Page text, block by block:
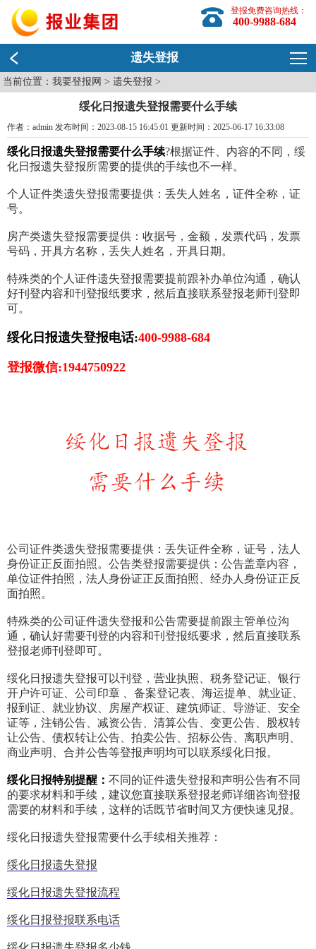
登报免费咨询热线：
400-9988-684
遗失登报
当前位置：我要登报网 >遗失登报 >
绥化日报遗失登报需要什么手续
作者：admin 发布时间：2023-08-15 16:45:01 更新时间：2025-06-17 16:33:08
绥化日报遗失登报需要什么手续?根据证件、内容的不同，绥
化日报遗失登报所需要的提供的手续也不一样。
个人证件类遗失登报需要提供：丢失人姓名，证件全称，证
号。
房产类遗失登报需要提供：收据号，金额，发票代码，发票
号码，开具方名称，丢失人姓名，开具日期。
特殊类的个人证件遗失登报需要提前跟补办单位沟通，确认
好刊登内容和刊登报纸要求，然后直接联系登报老师刊登即
可。
绥化日报遗失登报电话:400-9988-684
登报微信:1944750922
公司证件类遗失登报需要提供：丢失证件全称，证号，法人
身份证正反面拍照。公告类登报需要提供：公告盖章内容，
单位证件拍照，法人身份证正反面拍照、经办人身份证正反
面拍照。
特殊类的公司证件遗失登报和公告需要提前跟主管单位沟
通，确认好需要刊登的内容和刊登报纸要求，然后直接联系
登报老师刊登即可。
绥化日报遗失登报可以刊登，营业执照、税务登记证、银行
开户许可证、公司印章 、备案登记表、海运提单、就业证、
报到证、就业协议、房屋产权证、建筑师证、导游证、安全
证等，注销公告、减资公告、清算公告、变更公告、股权转
让公告、债权转让公告、拍卖公告、招标公告、离职声明、
商业声明、合并公告等登报声明均可以联系绥化日报。
绥化日报特别提醒： 不同的证件遗失登报和声明公告有不同
的要求材料和手续，建议您直接联系登报老师详细咨询登报
需要的材料和手续，这样的话既节省时间又方便快速见报。
绥化日报遗失登报需要什么手续相关推荐：
绥化日报遗失登报
绥化日报遗失登报流程
绥化日报登报联系电话